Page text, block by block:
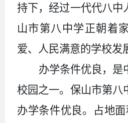
持下，经过一代代八中
山市第八中学正朝着
爱、人民满意的学校发
办学条件优良，是
校园之一。保山市第八
办学条件优良。占地面